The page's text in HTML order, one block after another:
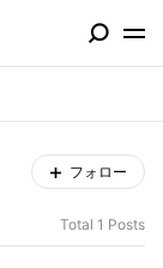
フォロー
Total 1 Posts